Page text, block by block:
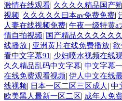
激情在线观看| 久久久久精品国产
视频| 久久久久久曰本av免费免费|
人妻在线视频免费| 午夜一级特黄a
情自拍视频| 国产精品久久久久久
线播放 | 亚洲黄片在线免费播放| 欲
看中文字幕91 | 少妇喷水视频在线
久久精品乱码中文字幕| 中文字幕
在线免费观看视频| 伊人中文在线
线视频| 日本一区二区三区成人 | 中
欧美黑人最新一区二区| 成年人免